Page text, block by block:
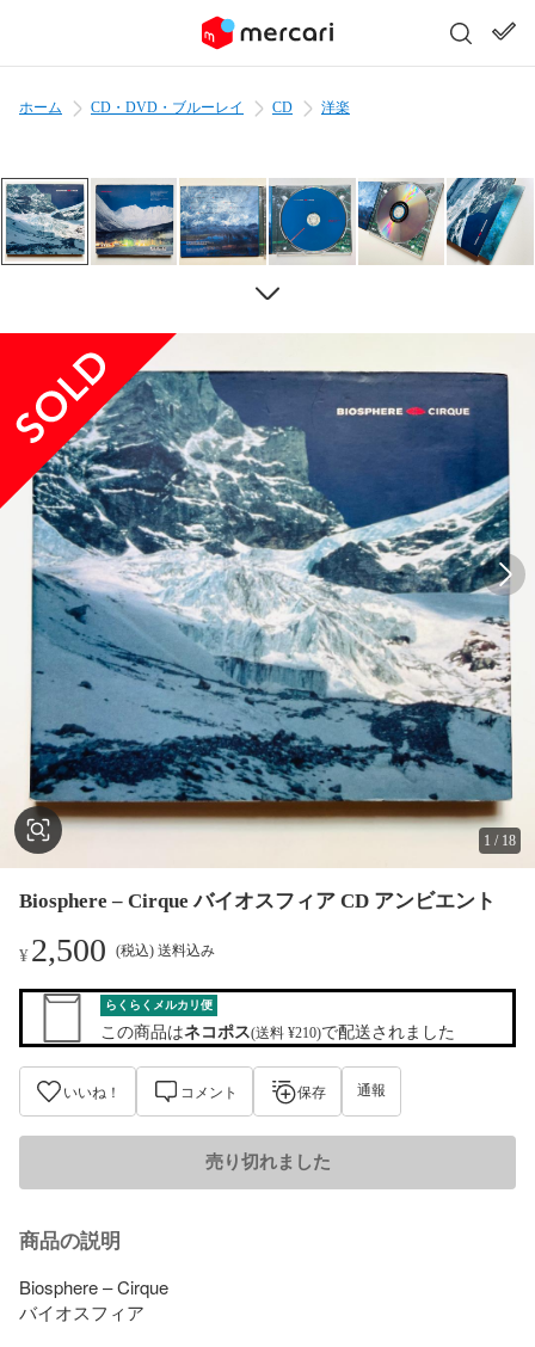
ホーム CD・DVD・ブルーレイ CD 洋楽
1 / 18
Biosphere – Cirque バイオスフィア CD アンビエント
¥2,500 (税込) 送料込み
らくらくメルカリ便
この商品はネコポス(送料 ¥210)で配送されました
いいね！ コメント 保存 通報
売り切れました
商品の説明
Biosphere – Cirque
バイオスフィア